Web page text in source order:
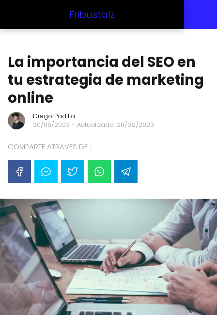
Fribustalz
La importancia del SEO en
tu estrategia de marketing
online
Diego Padilla
30/05/2023 - Actualizado: 20/09/2023
COMPARTE ATRAVES DE :